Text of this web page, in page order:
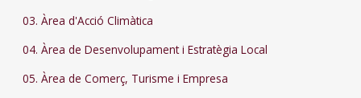
03. Àrea d'Acció Climàtica
04. Àrea de Desenvolupament i Estratègia Local
05. Àrea de Comerç, Turisme i Empresa